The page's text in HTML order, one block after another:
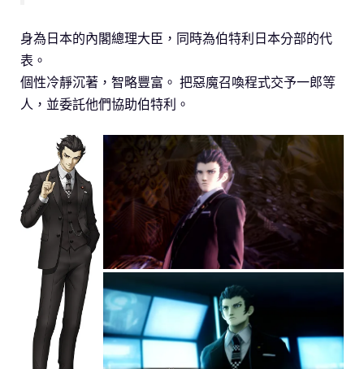
身為日本的內閣總理大臣，同時為伯特利日本分部的代
表。
個性冷靜沉著，智略豐富。 把惡魔召喚程式交予一郎等
人，並委託他們協助伯特利。